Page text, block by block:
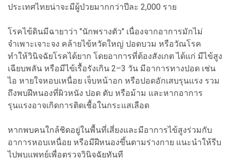
ประเทศไทยน่าจะมีผู้ป่วยมากกว่าปีละ 2,000 ราย
โรคไข้ดินมีฉายาว่า "นักพรางตัว" เนื่องจากอาการมักไม่
จำเพาะเจาะจง คล้ายไข้หวัดใหญ่ ปอดบวม หรือวัณโรค
ทำให้วินิจฉัยโรคได้ยาก โดยอาการที่ต้องสังเกต ได้แก่ มีไข้สูง
เฉียบพลัน หรือมีไข้เรื้อรังเกิน 2–3 วัน มีอาการทางปอด เช่น
ไอ หายใจหอบเหนื่อย เจ็บหน้าอก หรือปอดอักเสบรุนแรง รวม
ถึงพบฝีหนองที่ผิวหนัง ปอด ตับ หรือม้าม และหากอาการ
รุนแรงอาจเกิดการติดเชื้อในกระแสเลือด
หากพบคนใกล้ชิดอยู่ในพื้นที่เสี่ยงและมีอาการไข้สูงร่วมกับ
อาการหอบเหนื่อย หรือมีฝีหนองขึ้นตามร่างกาย แนะนำให้รีบ
ไปพบแพทย์เพื่อตรวจวินิจฉัยทันที